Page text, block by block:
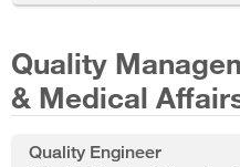
Quality
& Medical
Quality Engineer